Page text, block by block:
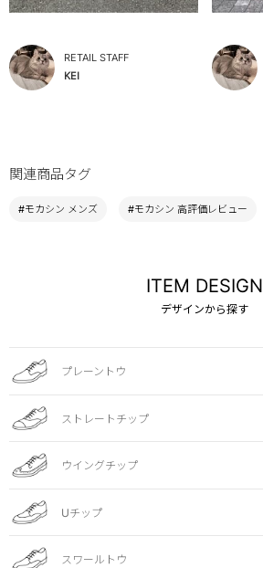
RETAIL STAFF
KEI
関連商品タグ
#モカシン メンズ #モカシン 高評価レビュー
ITEM DESIGN
デザインから探す
プレーントウ
ストレートチップ
ウイングチップ
Uチップ
スワールトウ